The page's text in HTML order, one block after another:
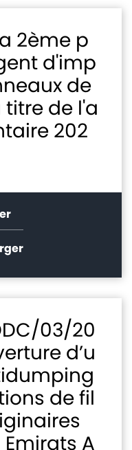
2ème p
d'imp
de
de l'a
202
03/20
d’u
de fil
A